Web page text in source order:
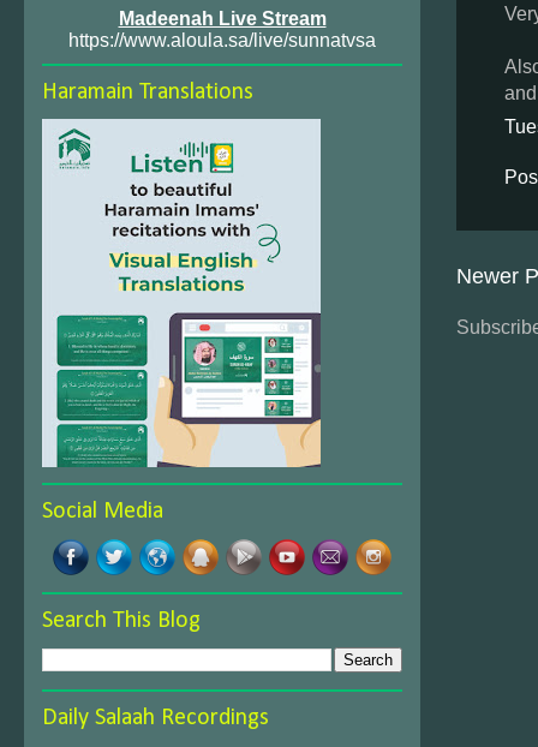
Newer
Madeenah Live Stream
https://www.aloula.sa/live/sunnatvsa
Haramain Translations
Social Media
Search This Blog
Daily Salaah Recordings